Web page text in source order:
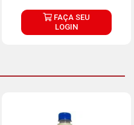
FAÇA SEU
LOGIN